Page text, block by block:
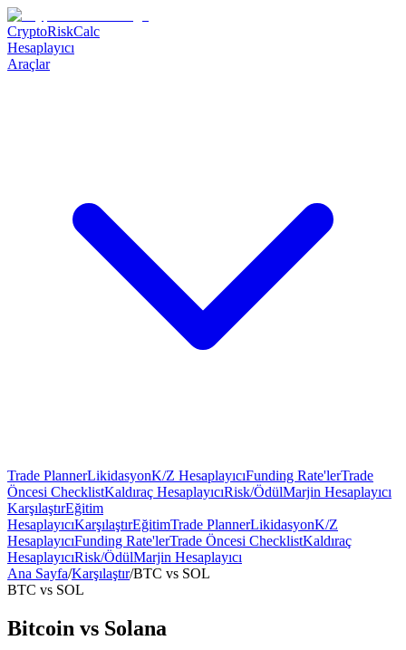
CryptoRiskCalc
Hesaplayıcı
Araçlar
Trade PlannerLikidasyonK/Z HesaplayıcıFunding Rate'lerTrade
Öncesi ChecklistKaldıraç HesaplayıcıRisk/ÖdülMarjin Hesaplayıcı
KarşılaştırEğitim
HesaplayıcıKarşılaştırEğitimTrade PlannerLikidasyonK/Z
HesaplayıcıFunding Rate'lerTrade Öncesi ChecklistKaldıraç
HesaplayıcıRisk/ÖdülMarjin Hesaplayıcı
Ana Sayfa/Karşılaştır/BTC vs SOL
BTC vs SOL
Bitcoin vs Solana